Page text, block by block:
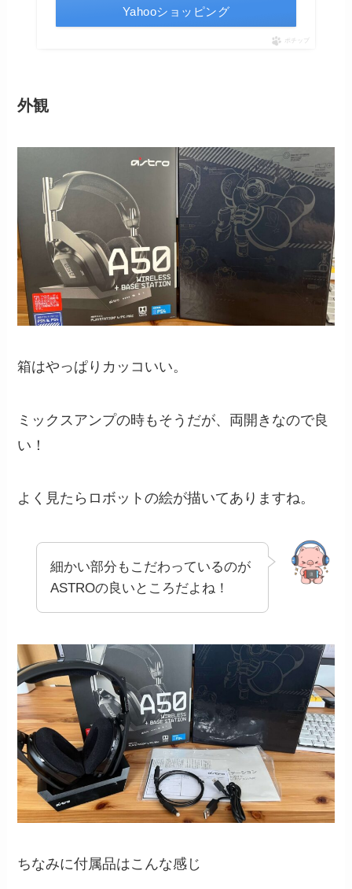
Yahooショッピング
ポチップ
外観
箱はやっぱりカッコいい。
ミックスアンプの時もそうだが、両開きなので良
い！
よく見たらロボットの絵が描いてありますね。
細かい部分もこだわっているのが
ASTROの良いところだよね！
ちなみに付属品はこんな感じ